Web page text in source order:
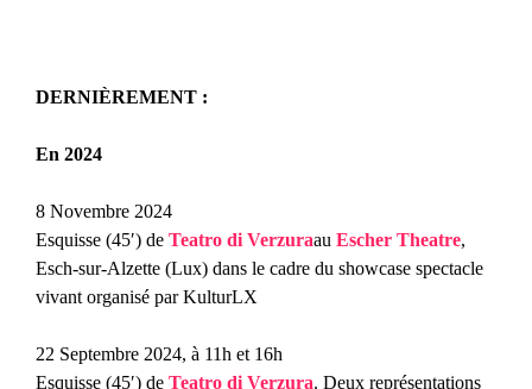
DERNIÈREMENT :
En 2024
8 Novembre 2024
Esquisse (45′) de Teatro di Verzuraau Escher Theatre,
Esch-sur-Alzette (Lux) dans le cadre du showcase spectacle
vivant organisé par KulturLX
22 Septembre 2024, à 11h et 16h
Esquisse (45′) de Teatro di Verzura. Deux représentations